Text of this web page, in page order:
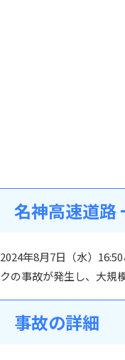
名神高速道路
2024年8月7日（水）
クの事故が発生し、大規
事故の詳細